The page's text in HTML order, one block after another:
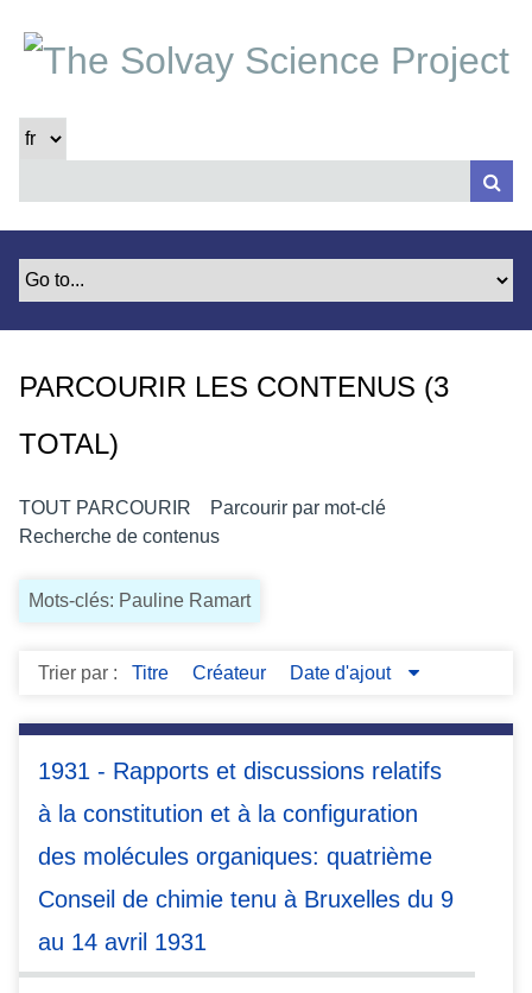
t
PARCOURIR LES CONTENUS (3
TOTAL)
TOUT PARCOURIR
Parcourir par mot-clé
Recherche de contenus
Mots-clés: Pauline Ramart
Trier par : Titre Créateur Date d'ajout
1931 - Rapports et discussions relatifs
à la constitution et à la configuration
des molécules organiques: quatrième
Conseil de chimie tenu à Bruxelles du 9
au 14 avril 1931